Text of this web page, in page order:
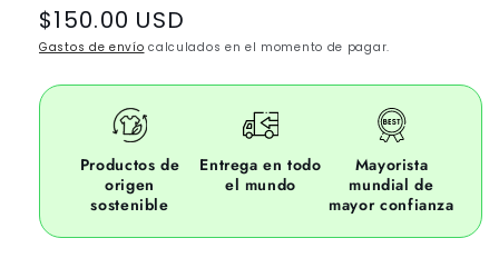
Regular
price
$150.00 USD
Gastos de envío calculados en el momento de pagar.
Productos de
origen
sostenible
Entrega en todo
el mundo
Mayorista
mundial de
mayor confianza